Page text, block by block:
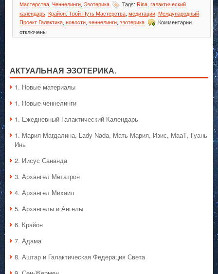
Мастерства Ченнелинги Эзотерика Tags: Rina галактический
календарь Крайон: Твой Путь Мастерства медитации Международный
Проект Галактика новости ченнелинги эзотерика Комментариик
Крайон:
отключены
АКТУАЛЬНАЯ ЭЗОТЕРИКА.
1. Hовые материалы
1. Hовые ченнелинги
1. Ежедневный Галактический Календарь
1. Мария Магдалина, Lady Nada, Мать Мария, Изис, МааТ, Гуань
Инь
2. Иисус Сананда
3. Архангел Метатрон
4. Архангел Михаил
5. Архангелы и Ангелы
6. Крайон
7. Адама
8. Аштар и Галактическая Федерация Света